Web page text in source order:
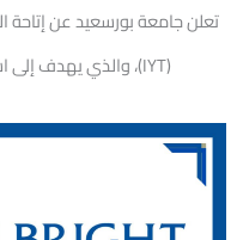
(IYT)، والذي يهدف إلى استقطاب المواهب الدولية وتعزيز...